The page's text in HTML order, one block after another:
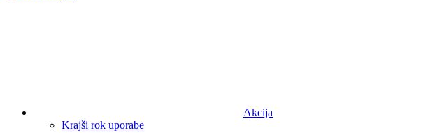
Akcija
Krajši rok uporabe